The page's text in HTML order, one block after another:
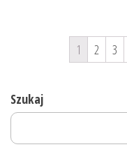
1 2 3
Szukaj